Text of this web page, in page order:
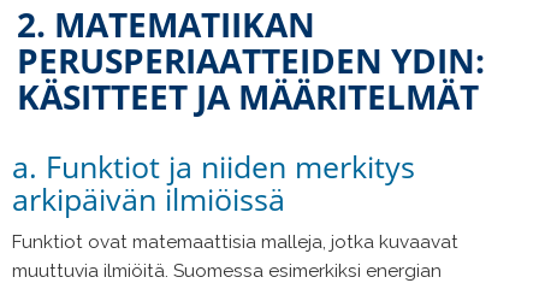
2. MATEMATIIKAN
PERUSPERIAATTEIDEN YDIN:
KÄSITTEET JA MÄÄRITELMÄT
a. Funktiot ja niiden merkitys
arkipäivän ilmiöissä
Funktiot ovat matemaattisia malleja, jotka kuvaavat
muuttuvia ilmiöitä. Suomessa esimerkiksi energian